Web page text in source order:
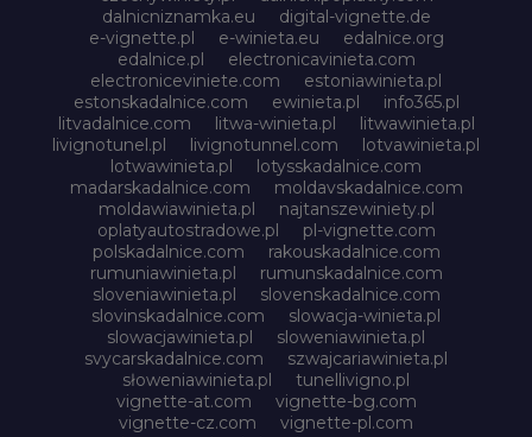
dalnicniznamka.eu
digital-vignette.de
e-vignette.pl
e-winieta.eu
edalnice.org
edalnice.pl
electronicavinieta.com
electroniceviniete.com
estoniawinieta.pl
estonskadalnice.com
ewinieta.pl
info365.pl
litvadalnice.com
litwa-winieta.pl
litwawinieta.pl
livignotunel.pl
livignotunnel.com
lotvawinieta.pl
lotwawinieta.pl
lotysskadalnice.com
madarskadalnice.com
moldavskadalnice.com
moldawiawinieta.pl
najtanszewiniety.pl
oplatyautostradowe.pl
pl-vignette.com
polskadalnice.com
rakouskadalnice.com
rumuniawinieta.pl
rumunskadalnice.com
sloveniawinieta.pl
slovenskadalnice.com
slovinskadalnice.com
slowacja-winieta.pl
slowacjawinieta.pl
sloweniawinieta.pl
svycarskadalnice.com
szwajcariawinieta.pl
słoweniawinieta.pl
tunellivigno.pl
vignette-at.com
vignette-bg.com
vignette-cz.com
vignette-pl.com